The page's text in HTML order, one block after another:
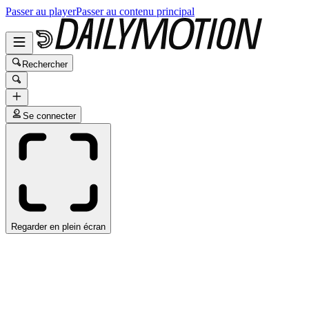
Passer au playerPasser au contenu principal
Rechercher
Se connecter
Regarder en plein écran